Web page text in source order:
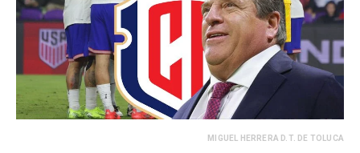
MIGUEL HERRERA D.T. DE TOLUCA